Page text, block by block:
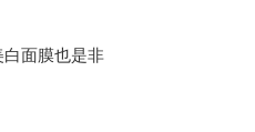
面膜也是非